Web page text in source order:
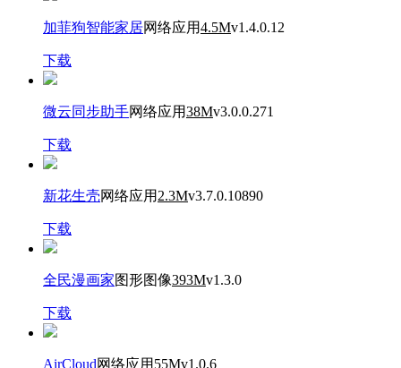
加菲狗智能家居网络应用4.5Mv1.4.0.12
下载
微云同步助手网络应用38Mv3.0.0.271
下载
新花生壳网络应用 2.3Mv3.7.0.10890
下载
全民漫画家图形图像393Mv1.3.0
下载
AirCloud网络应用 55Mv1.0.6